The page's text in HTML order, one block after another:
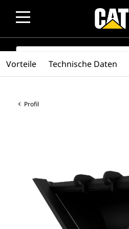
SEARCH
Profil
Vorteile Technische Daten